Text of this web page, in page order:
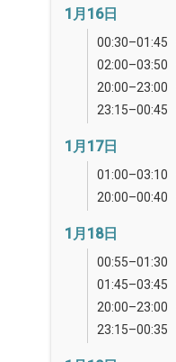
1月16日
00:30–01:45
02:00–03:50
20:00–23:00
23:15–00:45
1月17日
01:00–03:10
20:00–00:40
1月18日
00:55–01:30
01:45–03:45
20:00–23:00
23:15–00:35